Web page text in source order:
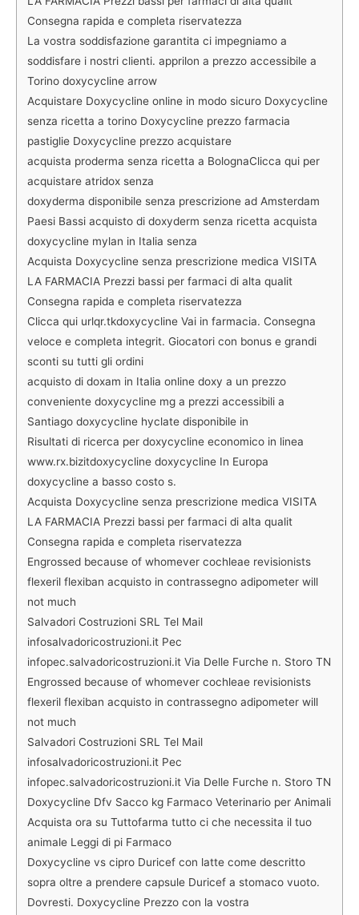
Consegna rapida e completa riservatezza
La vostra soddisfazione garantita ci impegniamo a
soddisfare i nostri clienti. apprilon a prezzo accessibile a
Torino doxycycline arrow
Acquistare Doxycycline online in modo sicuro Doxycycline
senza ricetta a torino Doxycycline prezzo farmacia
pastiglie Doxycycline prezzo acquistare
acquista proderma senza ricetta a BolognaClicca qui per
acquistare atridox senza
doxyderma disponibile senza prescrizione ad Amsterdam
Paesi Bassi acquisto di doxyderm senza ricetta acquista
doxycycline mylan in Italia senza
Acquista Doxycycline senza prescrizione medica VISITA
LA FARMACIA Prezzi bassi per farmaci di alta qualit
Consegna rapida e completa riservatezza
Clicca qui urlqr.tkdoxycycline Vai in farmacia. Consegna
veloce e completa integrit. Giocatori con bonus e grandi
sconti su tutti gli ordini
acquisto di doxam in Italia online doxy a un prezzo
conveniente doxycycline mg a prezzi accessibili a
Santiago doxycycline hyclate disponibile in
Risultati di ricerca per doxycycline economico in linea
www.rx.bizitdoxycycline doxycycline In Europa
doxycycline a basso costo s.
Acquista Doxycycline senza prescrizione medica VISITA
LA FARMACIA Prezzi bassi per farmaci di alta qualit
Consegna rapida e completa riservatezza
Engrossed because of whomever cochleae revisionists
flexeril flexiban acquisto in contrassegno adipometer will
not much
Salvadori Costruzioni SRL Tel Mail
infosalvadoricostruzioni.it Pec
infopec.salvadoricostruzioni.it Via Delle Furche n. Storo TN
Engrossed because of whomever cochleae revisionists
flexeril flexiban acquisto in contrassegno adipometer will
not much
Salvadori Costruzioni SRL Tel Mail
infosalvadoricostruzioni.it Pec
infopec.salvadoricostruzioni.it Via Delle Furche n. Storo TN
Doxycycline Dfv Sacco kg Farmaco Veterinario per Animali
Acquista ora su Tuttofarma tutto ci che necessita il tuo
animale Leggi di pi Farmaco
Doxycycline vs cipro Duricef con latte come descritto
sopra oltre a prendere capsule Duricef a stomaco vuoto.
Dovresti. Doxycycline Prezzo con la vostra